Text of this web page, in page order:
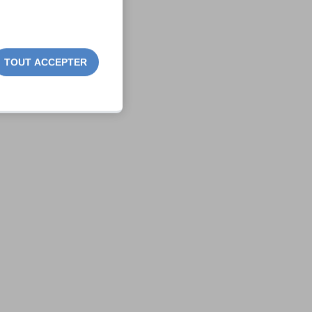
TOUT ACCEPTER